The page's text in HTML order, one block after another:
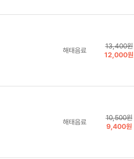
해태음료
13,400원
12,000원
해태음료
10,500원
9,400원